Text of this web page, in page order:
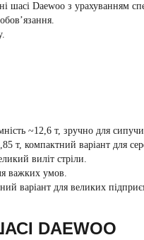
шасі Daewoo з урахуванням
~12,6 т, зручно для
т, компактний варіант для
виліт стріли.
важких умов.
варіант для великих
DAEWOO